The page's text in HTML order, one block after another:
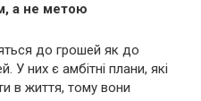
а не метою
до грошей як до
У них є амбітні плани, які
в життя, тому вони